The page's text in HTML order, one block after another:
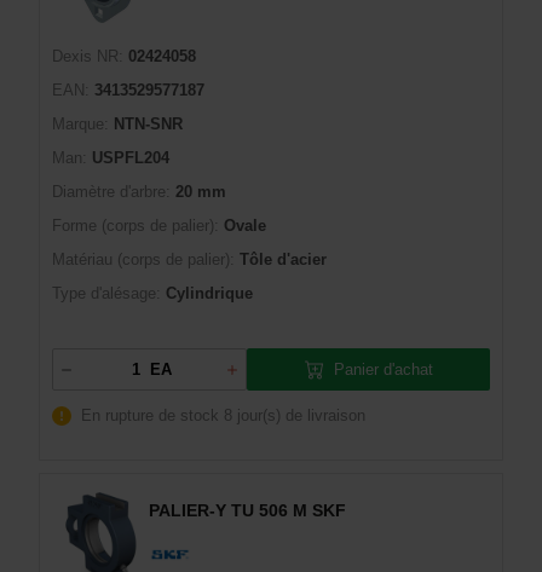
Dexis NR:
02424058
EAN:
3413529577187
Marque:
NTN-SNR
Man:
USPFL204
Diamètre d'arbre: 20 mm
Forme (corps de palier):
Ovale
Matériau (corps de palier): Tôle d'acier
Type d'alésage:
Cylindrique
EA Panier d'achat
En rupture de stock 8 jour(s) de livraison
PALIER-Y TU 506 M SKF